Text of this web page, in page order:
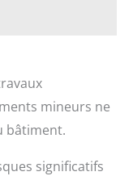
mineurs ne
bâtiment.
significatifs